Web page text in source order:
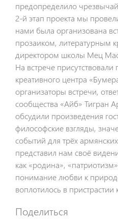
предопределило
2-й этап проекта мы
нами была организована
прозаиком, литературным
директором школы Мец
На встрече
креативного центра
организаторы встречи,
сообщества «Айб» Тигран
обсудили произведения
философские взгляды,
событий для трёх
представил нам своё
как «родина»,
понимание любви к
воплотилось в пристрастии
Поделиться